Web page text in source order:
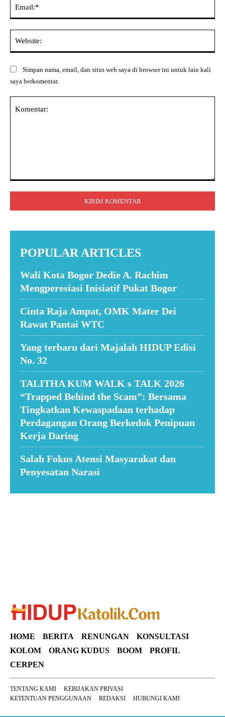
Simpan nama, email, dan situs web saya di browser ini untuk lain kali
saya berkomentar.
POPULAR ARTICLES
Wali Kota Bogor Dedie A. Rachim
Mengperesiasi Inisiatif Pukat Bogor
Cinta Raja Ampat, OMK Mater Dei
Rawat Pantai WTC
Yang terbaru dari Majalah HIDUP Edisi
No. 32
TALITHA KUM WALK s TALK 2026
“Trapped Behind the Scam”: Bersama
Tingkatkan Kewaspadaan terhadap
Perdagangan Orang Berkedok Penipuan
Kerja Daring
Salah Fokus Atensi Masyarakat dan
Penyesatan Narasi
HOME BERITA RENUNGAN
KONSULTASI
KOLOM
ORANG KUDUS BOOM
PROFIL
CERPEN
TENTANG KAMI
KEBIJAKAN PRIVASI
KETENTUAN PENGGUNAAN
REDAKSI HUBUNGI KAMI